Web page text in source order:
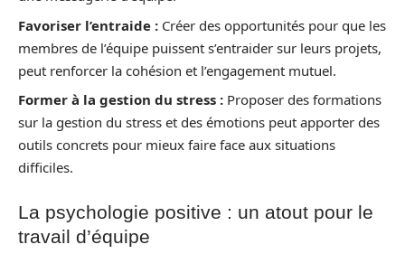
Favoriser l’entraide : Créer des opportunités pour que les
membres de l’équipe puissent s’entraider sur leurs projets,
peut renforcer la cohésion et l’engagement mutuel.
Former à la gestion du stress : Proposer des formations
sur la gestion du stress et des émotions peut apporter des
outils concrets pour mieux faire face aux situations
difficiles.
La psychologie positive : un atout pour le
travail d’équipe